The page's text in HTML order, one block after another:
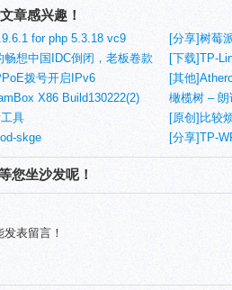
章感兴趣！
for php 5.3.18 vc9
（线程安全）
[分享]树莓
不到网卡
畅想中国IDC倒闭，老板卷款
[下载]TP-
Rel.31116n
拨号开启IPv6
[其他
X86 Build130222(2)
橄榄树 – 朗
具
[原创]比较
skge
[分享]TP-
您坐沙发呢！
发表留言！